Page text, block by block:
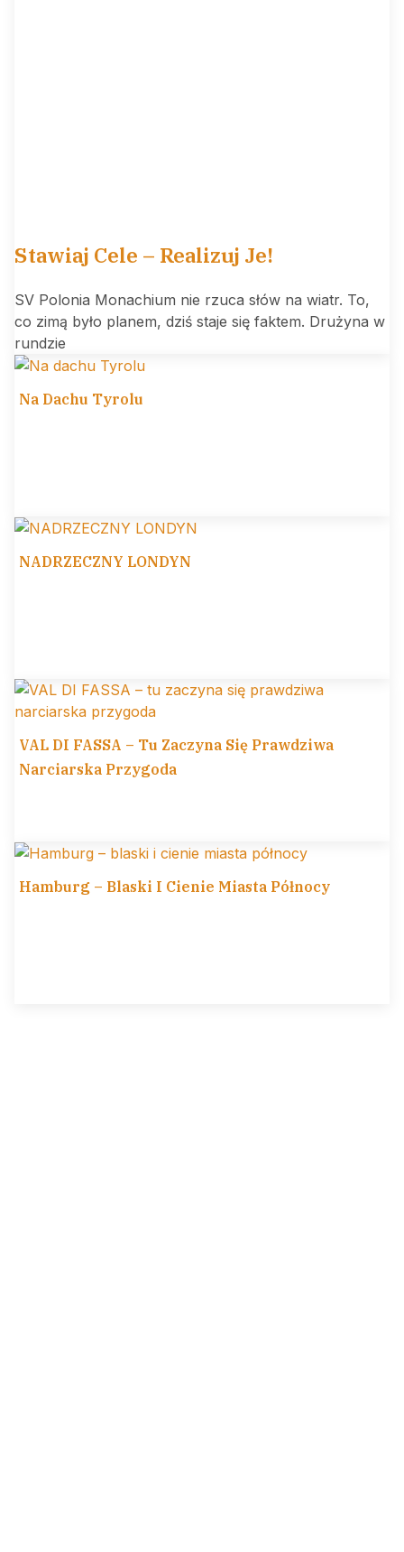
Stawiaj Cele – Realizuj Je!
SV Polonia Monachium nie rzuca słów na wiatr. To,
co zimą było planem, dziś staje się faktem. Drużyna w
rundzie
Na Dachu Tyrolu
NADRZECZNY LONDYN
VAL DI FASSA – Tu Zaczyna Się Prawdziwa
Narciarska Przygoda
Hamburg – Blaski I Cienie Miasta Północy